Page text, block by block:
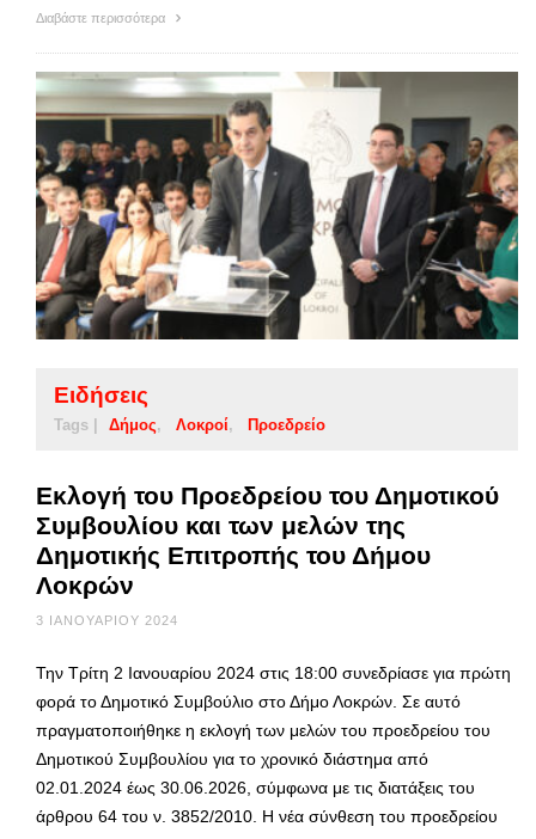
Διαβάστε περισσότερα
Ειδήσεις
Tags | Δήμος Λοκροί Προεδρείο
Εκλογή του Προεδρείου του Δημοτικού
Συμβουλίου και των μελών της
Δημοτικής Επιτροπής του Δήμου
Λοκρών
3 ΙΑΝΟΥΑΡΊΟΥ 2024
Την Τρίτη 2 Ιανουαρίου 2024 στις 18:00 συνεδρίασε για πρώτη
φορά το Δημοτικό Συμβούλιο στο Δήμο Λοκρών. Σε αυτό
πραγματοποιήθηκε η εκλογή των μελών του προεδρείου του
Δημοτικού Συμβουλίου για το χρονικό διάστημα από
02.01.2024 έως 30.06.2026, σύμφωνα με τις διατάξεις του
άρθρου 64 του ν. 3852/2010. Η νέα σύνθεση του προεδρείου